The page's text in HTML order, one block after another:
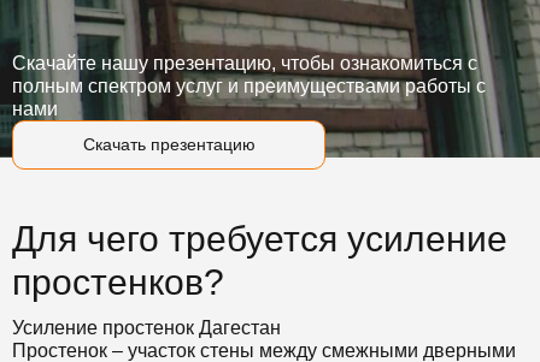
Скачать презентацию
Скачайте нашу презентацию, чтобы ознакомиться с
полным спектром услуг и преимуществами работы с
нами
Для чего требуется усиление
простенков?
Усиление простенок Дагестан
Простенок – участок стены между смежными дверными